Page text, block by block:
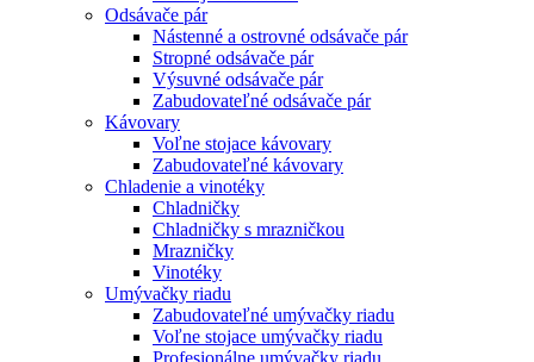
Odsávače pár
Nástenné a ostrovné odsávače pár
Stropné odsávače pár
Výsuvné odsávače pár
Zabudovateľné odsávače pár
Kávovary
Voľne stojace kávovary
Zabudovateľné kávovary
Chladenie a vinotéky
Chladničky
Chladničky s mrazničkou
Mrazničky
Vinotéky
Umývačky riadu
Zabudovateľné umývačky riadu
Voľne stojace umývačky riadu
Profesionálne umývačky riadu